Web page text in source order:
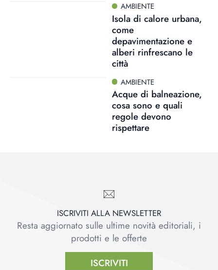
AMBIENTE
Isola di calore urbana,
come
depavimentazione e
alberi rinfrescano le
città
AMBIENTE
Acque di balneazione,
cosa sono e quali
regole devono
rispettare
ISCRIVITI ALLA NEWSLETTER
Resta aggiornato sulle ultime novità editoriali, i
prodotti e le offerte
ISCRIVITI